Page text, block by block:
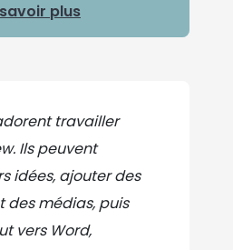
savoir plus
travailler
Ils peuvent
idées, ajouter des
des médias, puis
vers Word,